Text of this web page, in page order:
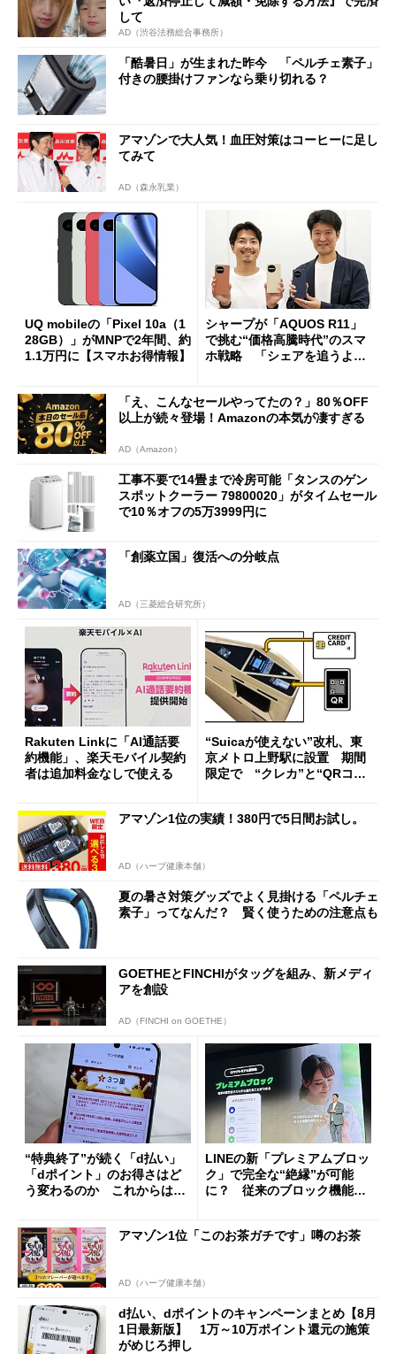
して
AD（渋谷法務総合事務所）
「酷暑日」が生まれた昨今 「ペルチェ素子」
付きの腰掛けファンなら乗り切れる？
アマゾンで大人気！血圧対策はコーヒーに足し
てみて
AD（森永乳業）
UQ mobileの「Pixel 10a（1
28GB）」がMNPで2年間、約
1.1万円に【スマホお得情報】
シャープが「AQUOS R11」
で挑む“価格高騰時代”のスマ
ホ戦略 「シェアを追うより
「え、こんなセールやってたの？」80％OFF
以上が続々登場！Amazonの本気が凄すぎる
AD（Amazon）
工事不要で14畳まで冷房可能「タンスのゲン
スポットクーラー 79800020」がタイムセール
で10％オフの5万3999円に
「創薬立国」復活への分岐点
AD（三菱総合研究所）
Rakuten Linkに「AI通話要
約機能」、楽天モバイル契約
者は追加料金なしで使える
“Suicaが使えない”改札、東
京メトロ上野駅に設置 期間
限定で “クレカ”と“QRコー
アマゾン1位の実績！380円で5日間お試し。
AD（ハーブ健康本舗）
夏の暑さ対策グッズでよく見掛ける「ペルチェ
素子」ってなんだ？ 賢く使うための注意点も
GOETHEとFINCHIがタッグを組み、新メディ
アを創設
AD（FINCHI on GOETHE）
“特典終了”が続く「d払い」
「dポイント」のお得さはど
う変わるのか これからは
LINEの新「プレミアムブロッ
ク」で完全な“絶縁”が可能
に？ 従来のブロック機能と
アマゾン1位「このお茶ガチです」噂のお茶
AD（ハーブ健康本舗）
d払い、dポイントのキャンペーンまとめ【8月
1日最新版】 1万～10万ポイント還元の施策
がめじろ押し